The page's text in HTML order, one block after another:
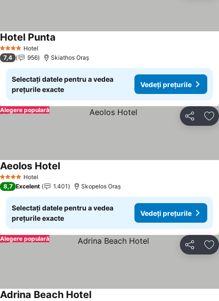
4 Stele Hotel
Hotel Punta
7,4 956 Skiathos Oraș
Selectați datele pentru a vedea
prețurile exacte
Vedeți prețurile
Distribuiți
Alegere populară
4 Stele Hotel
Aeolos Hotel
8,7 Excelent 1.401 Skopelos Oraș
Selectați datele pentru a vedea
prețurile exacte
Vedeți prețurile
Distribuiți
Alegere populară
Adrina Beach Hotel